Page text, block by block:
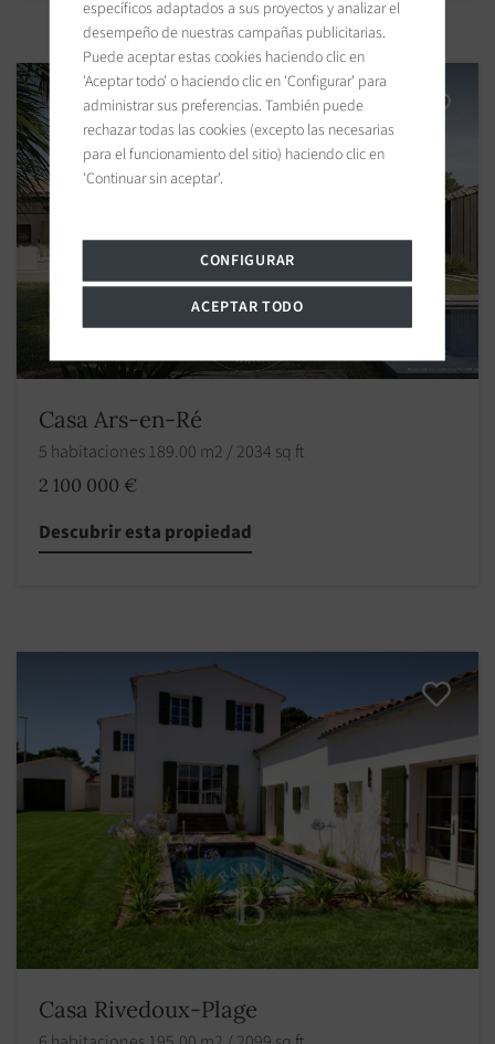
Casa Ars-en-Ré
5 habitaciones 189.00 m2 / 2034 sq ft
2 100 000 €
Descubrir esta propiedad
Casa Rivedoux-Plage
específicos adaptados a sus proyectos y analizar el
desempeño de nuestras campañas publicitarias.
Puede aceptar estas cookies haciendo clic en
'Aceptar todo' o haciendo clic en 'Configurar' para
administrar sus preferencias. También puede
rechazar todas las cookies (excepto las necesarias
para el funcionamiento del sitio) haciendo clic en
'Continuar sin aceptar'.
CONFIGURAR
ACEPTAR TODO